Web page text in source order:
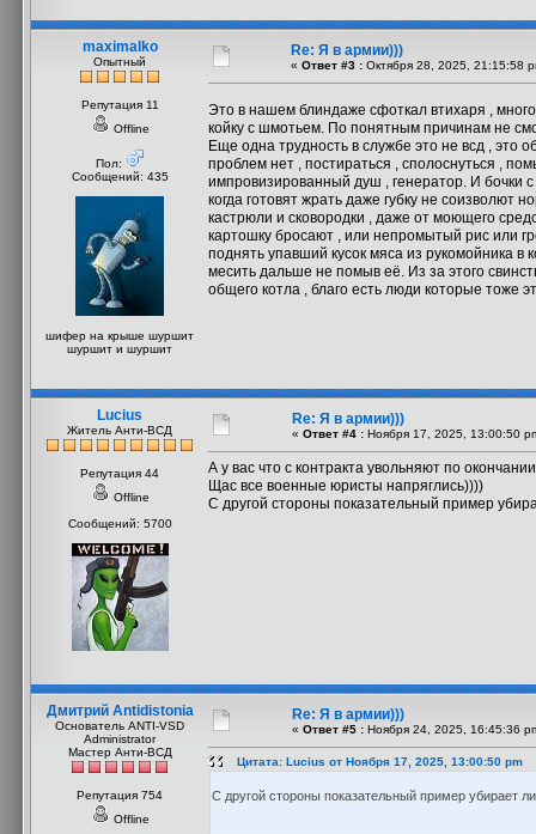
maximalko
Опытный
Репутация 11
Offline
Пол:
Сообщений: 435
шифер на крыше шуршит
шуршит и шуршит
Re: Я в армии)))
« Ответ #3 : Октября 28, 2025, 21:15:58
Это в нашем блиндаже сфоткал втихаря ,
койку с шмотьем. По понятным причинам не
Еще одна трудность в службе это не всд ,
проблем нет , постираться , сполоснуться ,
импровизированный душ , генератор. И бочки
когда готовят жрать даже губку не соизволют
кастрюли и сковородки , даже от моющего
картошку бросают , или непромытый рис или
поднять упавший кусок мяса из рукомойника в
месить дальше не помыв её. Из за этого
общего котла , благо есть люди которые тоже
Lucius
Житель Анти-ВСД
Репутация 44
Offline
Сообщений: 5700
Re: Я в армии)))
« Ответ #4 : Ноября 17, 2025, 13:00:50
А у вас что с контракта увольняют по
Щас все военные юристы напряглись))))
С другой стороны показательный пример
Дмитрий Antidistonia
Основатель ANTI-VSD
Administrator
Мастер Анти-ВСД
Репутация 754
Offline
Re: Я в армии)))
« Ответ #5 : Ноября 24, 2025, 16:45:36
Цитата: Lucius от Ноября 17, 2025, 13:00:50 pm
С другой стороны показательный пример убирает